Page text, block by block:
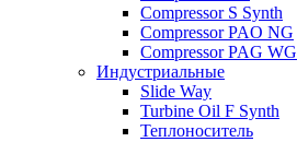
Compressor S Synth
Compressor PAO NG
Compressor PAG WG
Индустриальные
Slide Way
Turbine Oil F Synth
Теплоноситель